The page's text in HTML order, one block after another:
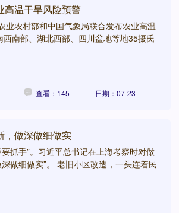
高温干旱风险预警
农村部和中国气象局联合发布农业高温
南部、湖北西部、四川盆地等地35摄氏
查看：145 日期：07-23
，做深做细做实
抓手”。习近平总书记在上海考察时对做
做细做实”。 老旧小区改造，一头连着民